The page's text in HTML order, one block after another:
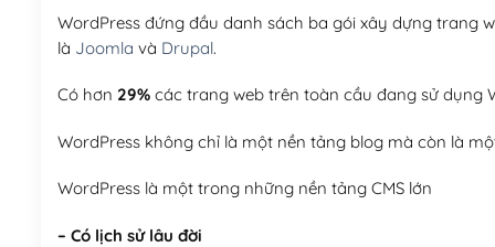
WordPress đứng đầu danh sách ba gói xây dựng trang
là Joomla và Drupal.
Có hơn 29%các trang web trên toàn cầu đang sử dụng
WordPress không chỉ là một nền tảng blog mà còn là
WordPress là một trong những nền tảng CMS lớn
– Có lịch sử lâu đời